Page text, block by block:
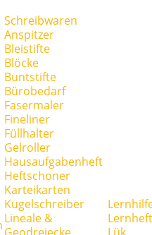
Schreibwaren
Anspitzer
Bleistifte
Blöcke
Buntstifte
Bürobedarf
Fasermaler
Fineliner
Füllhalter
Gelroller
Hausaufgabenheft
Heftschoner
Karteikarten
Kugelschreiber
Lineale &